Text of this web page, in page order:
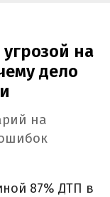
на
дело
на
87% ДТП в